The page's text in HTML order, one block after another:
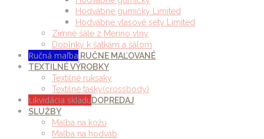
Hodvábne gumičky Limited
Hodvábne vlasové sety Limited
Zimné šále z Merino vlny
Doplnky k šatkám a šálom
Ručná maľba RUČNE MAĽOVANÉ
TEXTILNÉ VÝROBKY
Textilné ruksaky
Textilné tašky(crossbody)
Likvidácia skladuDOPREDAJ
SLUŽBY
Maľba na kožu
Maľba na hodváb